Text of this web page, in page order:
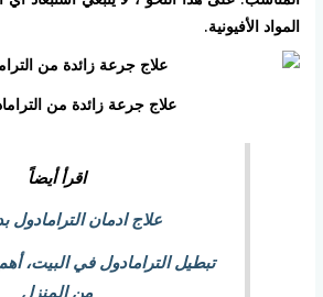
المواد الأفيونية.
علاج جرعة زائدة من
اقرأ أيضاً
علاج ادمان الترامادول
تبطيل الترامادول في البيت،
من المنزل